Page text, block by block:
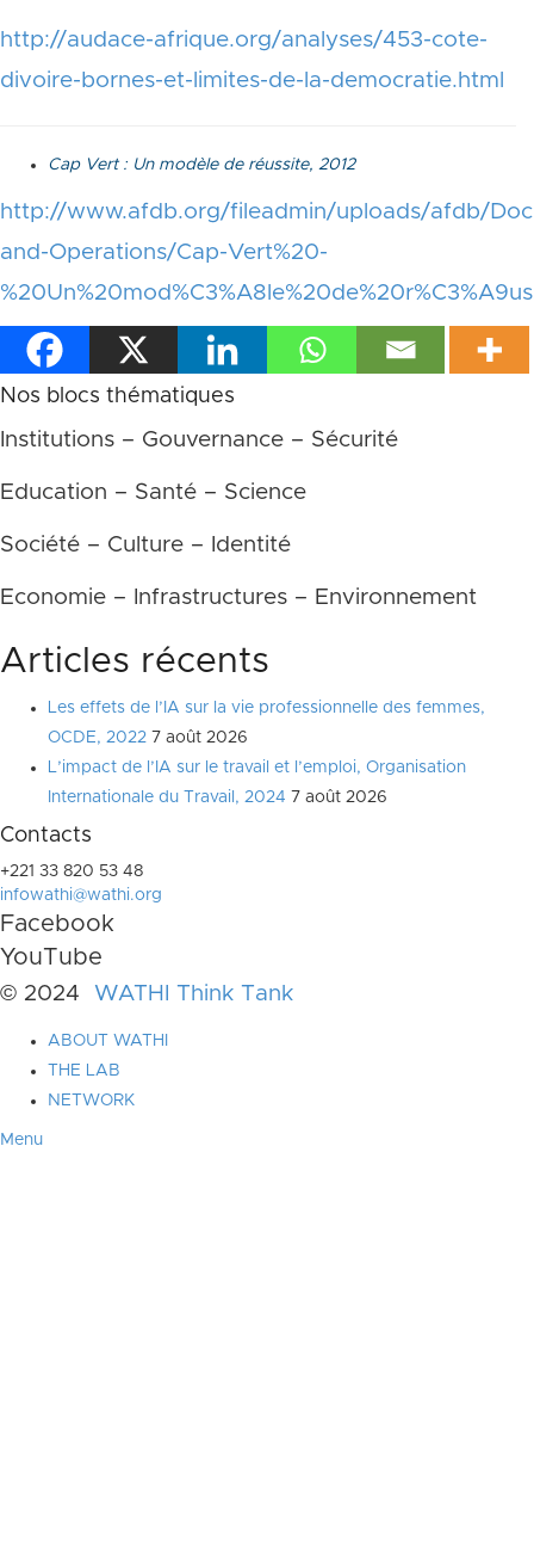
http://audace-afrique.org/analyses/453-cote-
divoire-bornes-et-limites-de-la-democratie.html
Cap Vert : Un modèle de réussite, 2012
http://www.afdb.org/fileadmin/uploads/afdb/
and-Operations/Cap-Vert%20-
Nos blocs thématiques
Institutions – Gouvernance – Sécurité
Education – Santé – Science
Société – Culture – Identité
Economie – Infrastructures – Environnement
Articles récents
Les effets de l’IA sur la vie professionnelle des femmes,
OCDE, 2022 7 août 2026
L’impact de l’IA sur le travail et l’emploi, Organisation
Internationale du Travail, 2024 7 août 2026
Contacts
+221 33 820 53 48
infowathi@wathi.org
Facebook
YouTube
© 2024 WATHI Think Tank
ABOUT WATHI
THE LAB
NETWORK
Menu